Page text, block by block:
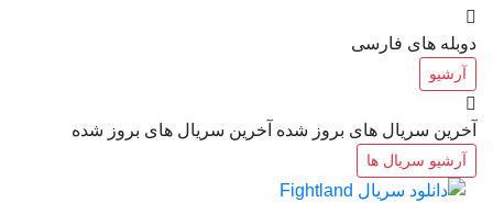
دوبله های فارسی
آرشیو
آخرین سریال های بروز شده آخرین سریال های بروز شده
آرشیو سریال ها